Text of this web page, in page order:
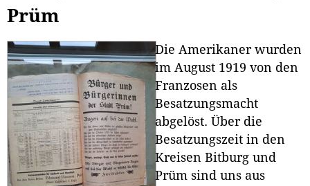
Prüm
Die Amerikaner wurden
im August 1919 von den
Franzosen als
Besatzungsmacht
abgelöst. Über die
Besatzungszeit in den
Kreisen Bitburg und
Prüm sind uns aus